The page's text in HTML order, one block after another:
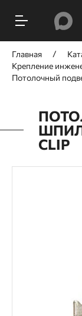
Главная
Крепление
Потолочный
CLIP